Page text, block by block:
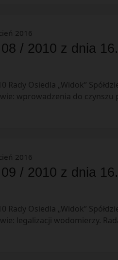
2016
08 / 2010 z dnia
Rady Osiedla „Widok”
wprowadzenia do
2016
09 / 2010 z dnia
Rady Osiedla „Widok”
legalizacji wodomierzy.